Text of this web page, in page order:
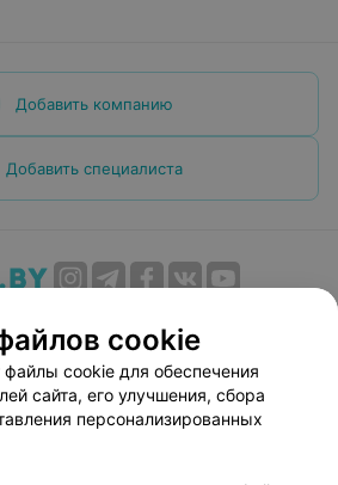
Добавить компанию
Добавить специалиста
Публичный договор
соглашение
Способы оплаты
Партнеры
руководителю 103.by
cookie
файлы cookie для обеспечения
сайта, его улучшения, сбора
персонализированных